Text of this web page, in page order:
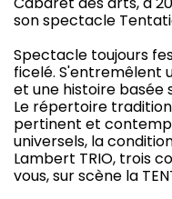
son spectacle
Spectacle toujours
ficelé. S'entremêlent
et une histoire basée
Le répertoire
pertinent et
universels, la
Lambert TRIO, trois
vous, sur scène la